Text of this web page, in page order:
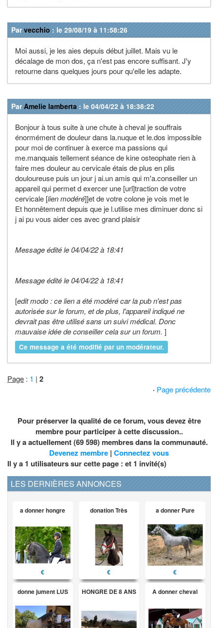
Parvecchio : le 29/08/19 à 11:58:26
Moi aussi, je les aies depuis début juillet. Mais vu le
décalage de mon dos, ça n'est pas encore suffisant. J'y
retourne dans quelques jours pour qu'elle les adapte.
ParAmelie lamberta : le 04/04/22 à 18:38:22
Bonjour à tous suite à une chute à cheval je souffrais
énormément de douleur dans la.nuque et le.dos impossible
pour moi de continuer à exerce ma passions qui
me.manquais tellement séance de kine osteophate rien à
faire mes douleur au cervicale étais de plus en plis
douloureuse puis un jour j ai.un amis qui m'a.conseiller un
appareil qui permet d exercer une [url]traction de votre
cervicale [lien modéré]]et de votre colone je vois met le
Et honnêtement depuis que je l.utilise mes diminuer donc si
j ai pu vous aider ces avec grand plaisir
Message édité le 04/04/22 à 18:41
Message édité le 04/04/22 à 18:41
[edit modo : ce lien a été modéré car la pub n'est pas
autorisée sur le forum, et de plus, l'appareil indiqué ne
devrait pas être utilisé sans un suivi médical. Donc
mauvaise idée de conseiller cela sur un forum. ]
Ce message a été modifié par un modérateur.
Page : 1 | 2
· Page précédente
Pour préserver la qualité de ce forum, vous devez être
membre pour participer à cette discussion..
Il y a actuellement (69 598) membres dans la communauté.
Devenez membre | Connectez vous
Il y a 1 utilisateurs sur cette page : et 1 invité(s)
LES DERNIÈRES ANNONCES
a donner hongre
€
donation Très
€
a donner Pure
€
donne jument LUS HONGRE DE 8 ANS A donner cheval